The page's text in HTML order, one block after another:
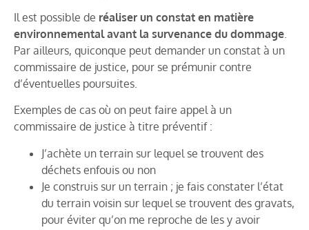
Il est possible de réaliser un constat en matière
environnemental avant la survenance du dommage.
Par ailleurs, quiconque peut demander un constat à un
commissaire de justice, pour se prémunir contre
d’éventuelles poursuites.
Exemples de cas où on peut faire appel à un
commissaire de justice à titre préventif :
J’achète un terrain sur lequel se trouvent des
déchets enfouis ou non
Je construis sur un terrain ; je fais constater l’état
du terrain voisin sur lequel se trouvent des gravats,
pour éviter qu’on me reproche de les y avoir